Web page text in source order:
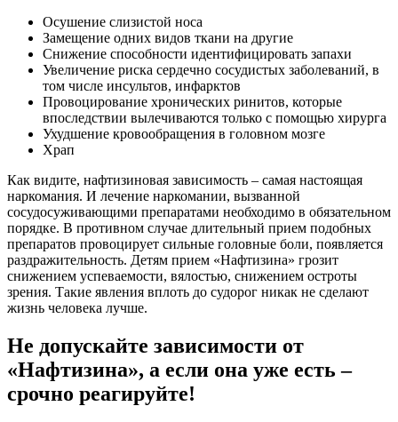
Осушение слизистой носа
Замещение одних видов ткани на другие
Снижение способности идентифицировать запахи
Увеличение риска сердечно сосудистых заболеваний, в
том числе инсультов, инфарктов
Провоцирование хронических ринитов, которые
впоследствии вылечиваются только с помощью хирурга
Ухудшение кровообращения в головном мозге
Храп
Как видите, нафтизиновая зависимость – самая настоящая
наркомания. И лечение наркомании, вызванной
сосудосуживающими препаратами необходимо в обязательном
порядке. В противном случае длительный прием подобных
препаратов провоцирует сильные головные боли, появляется
раздражительность. Детям прием «Нафтизина» грозит
снижением успеваемости, вялостью, снижением остроты
зрения. Такие явления вплоть до судорог никак не сделают
жизнь человека лучше.
Не допускайте зависимости от
«Нафтизина», а если она уже есть –
срочно реагируйте!